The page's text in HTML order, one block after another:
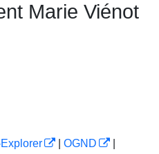
Marie Viénot
OGND